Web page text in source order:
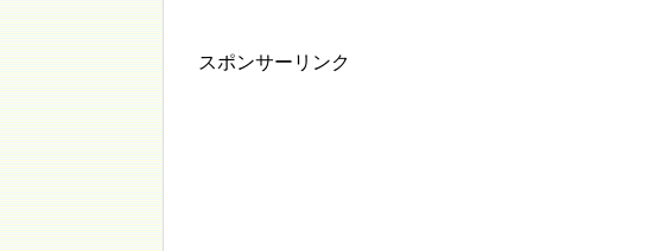
スポンサーリンク